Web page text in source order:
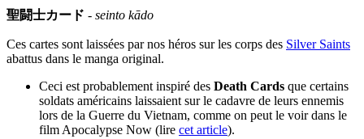
聖闘士カード - seinto kādo
Ces cartes sont laissées par nos héros sur les corps des Silver Saints
abattus dans le manga original.
Ceci est probablement inspiré des Death Cards que certains
soldats américains laissaient sur le cadavre de leurs ennemis
lors de la Guerre du Vietnam, comme on peut le voir dans le
film Apocalypse Now (lire cet article).